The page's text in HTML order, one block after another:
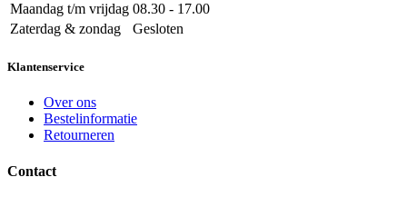
Maandag t/m vrijdag 08.30 - 17.00
Zaterdag & zondag
Gesloten
Klantenservice
Over ons
Bestelinformatie
Retourneren
Contact